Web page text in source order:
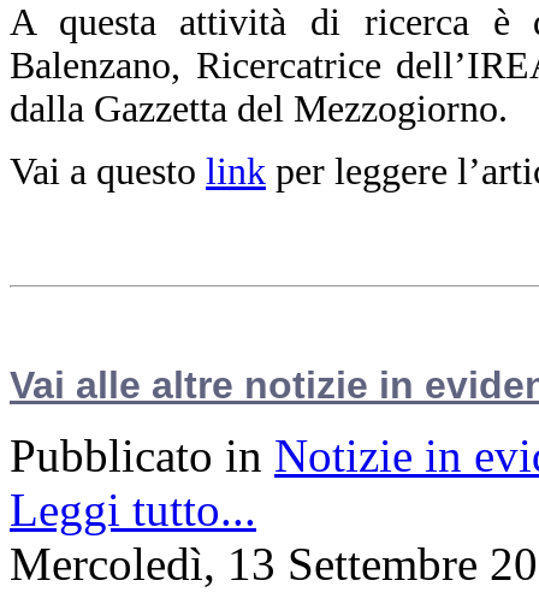
A questa attività di ricerca è
Balenzano, Ricercatrice
dalla Gazzetta del Mezzogiorno.
Vai a questo link per leggere
Vai alle altre notizie in
Pubblicato in Notizie in
Leggi tutto...
Mercoledì, 13 Settembre